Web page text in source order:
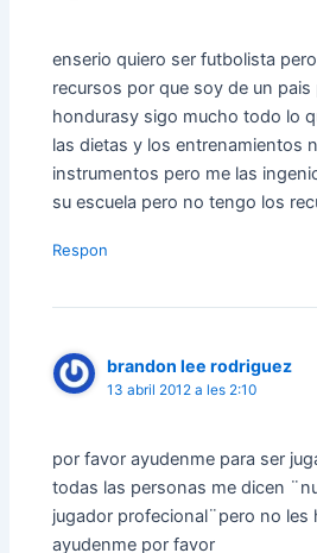
enserio quiero ser futbolista
recursos por que soy de un pais
hondurasy sigo mucho todo lo
las dietas y los entrenamientos
instrumentos pero me las
su escuela pero no tengo los
Respon
brandon lee rodriguez
13 abril 2012 a les 2:10
por favor ayudenme para ser
todas las personas me dicen
jugador profecional¨pero no les
ayudenme por favor